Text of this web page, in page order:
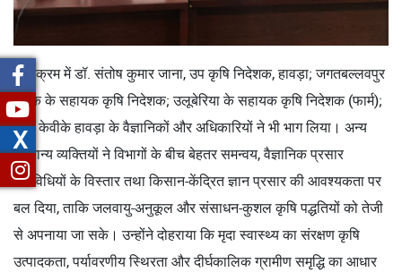
कार्यक्रम में डॉ. संतोष कुमार जाना, उप कृषि निदेशक, हावड़ा; जगतबल्लवपुर
ब्लॉक के सहायक कृषि निदेशक; उलूबेरिया के सहायक कृषि निदेशक (फार्म);
तथा केवीके हावड़ा के वैज्ञानिकों और अधिकारियों ने भी भाग लिया। अन्य
गणमान्य व्यक्तियों ने विभागों के बीच बेहतर समन्वय, वैज्ञानिक प्रसार
गतिविधियों के विस्तार तथा किसान-केंद्रित ज्ञान प्रसार की आवश्यकता पर
बल दिया, ताकि जलवायु-अनुकूल और संसाधन-कुशल कृषि पद्धतियों को तेजी
से अपनाया जा सके। उन्होंने दोहराया कि मृदा स्वास्थ्य का संरक्षण कृषि
उत्पादकता, पर्यावरणीय स्थिरता और दीर्घकालिक ग्रामीण समृद्धि का आधार
X